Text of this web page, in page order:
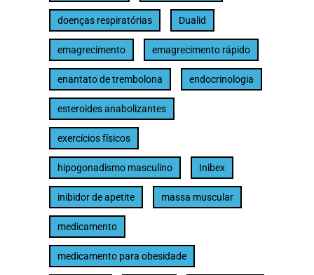
doenças respiratórias Dualid
emagrecimento emagrecimento rápido
enantato de trembolona endocrinologia
esteroides anabolizantes
exercícios físicos
hipogonadismo masculino Inibex
inibidor de apetite massa muscular
medicamento
medicamento para obesidade